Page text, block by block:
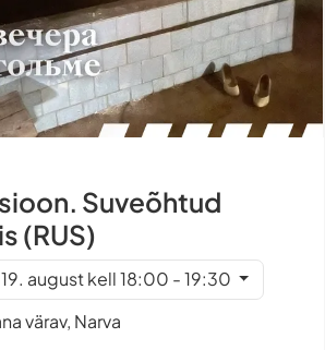
Suveõhtud
(RUS)
august kell 18:00 - 19:30
värav, Narva